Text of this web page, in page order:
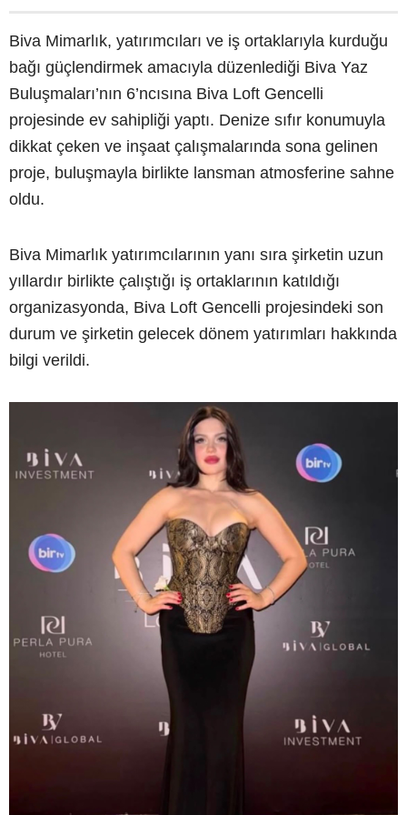
Biva Mimarlık, yatırımcıları ve iş ortaklarıyla kurduğu
bağı güçlendirmek amacıyla düzenlediği Biva Yaz
Buluşmaları’nın 6’ncısına Biva Loft Gencelli
projesinde ev sahipliği yaptı. Denize sıfır konumuyla
dikkat çeken ve inşaat çalışmalarında sona gelinen
proje, buluşmayla birlikte lansman atmosferine sahne
oldu.
Biva Mimarlık yatırımcılarının yanı sıra şirketin uzun
yıllardır birlikte çalıştığı iş ortaklarının katıldığı
organizasyonda, Biva Loft Gencelli projesindeki son
durum ve şirketin gelecek dönem yatırımları hakkında
bilgi verildi.